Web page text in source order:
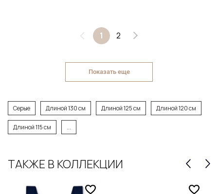
1 2
Показать еще
Серые Длиной 130 см Длиной 125 см Длиной 120 см
Длиной 115 см ...
ТАКЖЕ В КОЛЛЕКЦИИ